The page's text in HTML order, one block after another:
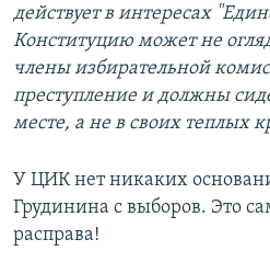
действует в интересах
Конституцию может не
члены избирательной
преступление и должны
месте, а не в своих теплых
У ЦИК нет никаких
Грудинина с выборов. Это
расправа!